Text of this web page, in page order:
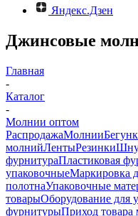
Яндекс.Дзен
Джинсовые
Главная
-
Каталог
-
Молнии оптом
РаспродажаМолнии
молнийЛентыРезинки
фурнитураПластиковая
упаковочныеМаркировка
полотнаУпаковочные
товарыОборудование для
фурнитурыПриход товара